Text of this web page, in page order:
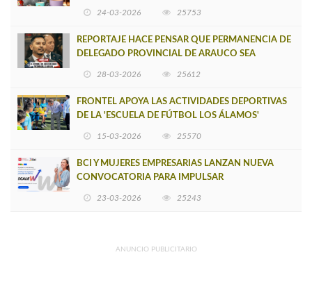
24-03-2026 25753
REPORTAJE HACE PENSAR QUE PERMANENCIA DE
DELEGADO PROVINCIAL DE ARAUCO SEA
28-03-2026 25612
FRONTEL APOYA LAS ACTIVIDADES DEPORTIVAS
DE LA 'ESCUELA DE FÚTBOL LOS ÁLAMOS'
15-03-2026 25570
BCI Y MUJERES EMPRESARIAS LANZAN NUEVA
CONVOCATORIA PARA IMPULSAR
23-03-2026 25243
ANUNCIO PUBLICITARIO